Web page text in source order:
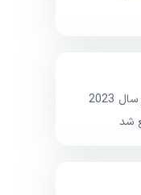
با ایردراپ 13 ارز دیجیتال در سال 2023